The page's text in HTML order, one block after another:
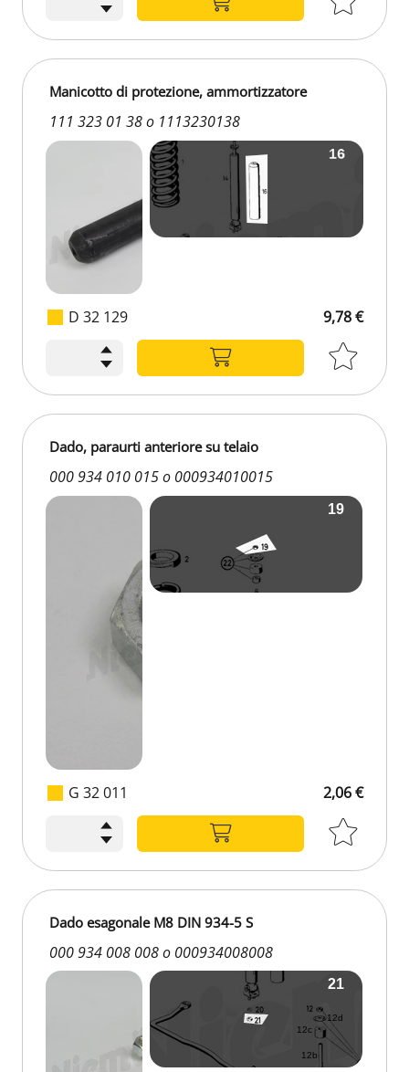
D 32 129
Manicotto di protezione, ammortizzatore
111 323 01 38 o 1113230138
9,78 €
G 32 011
Dado, paraurti anteriore su telaio
000 934 010 015 o 000934010015
2,06 €
Dado esagonale M8 DIN 934-5 S
000 934 008 008 o 000934008008